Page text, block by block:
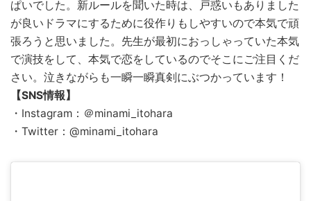
ぱいでした。新ルールを聞いた時は、戸惑いもありました
が良いドラマにするために役作りもしやすいので本気で頑
張ろうと思いました。先生が最初におっしゃっていた本気
で演技をして、本気で恋をしているのでそこにご注目くだ
さい。泣きながらも一瞬一瞬真剣にぶつかっています！
【SNS情報】
・Instagram：＠minami_itohara
・Twitter：@minami_itohara